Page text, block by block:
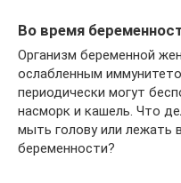
Во время
Организм беременной
ослабленным
периодически могут
насморк и кашель. Что
мыть голову или лежать
беременности?